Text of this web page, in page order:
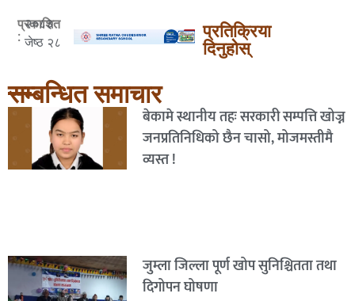
प्रकाशित
:
२०८३
जेष्ठ २८
प्रतिक्रिया
दिनुहोस्
सम्बन्धित समाचार
बेकामे स्थानीय तहः सरकारी सम्पत्ति खोज्न
जनप्रतिनिधिको छैन चासो, मोजमस्तीमै
व्यस्त !
जुम्ला जिल्ला पूर्ण खोप सुनिश्चितता तथा
दिगोपन घोषणा